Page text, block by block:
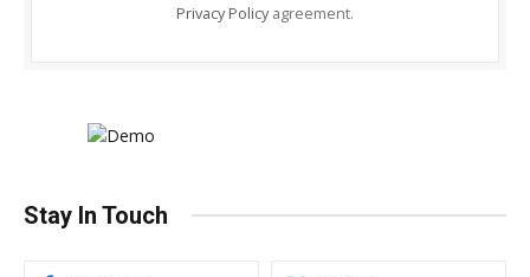
Privacy Policy agreement.
Stay In Touch